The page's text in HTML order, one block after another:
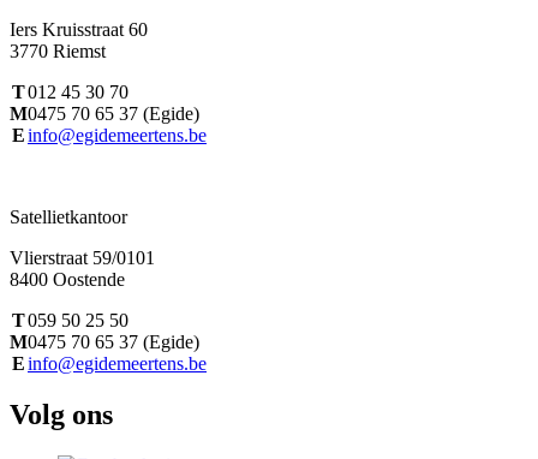
Iers Kruisstraat 60
3770 Riemst
T012 45 30 70
M0475 70 65 37 (Egide)
Einfo@egidemeertens.be
Satellietkantoor
Vlierstraat 59/0101
8400 Oostende
T059 50 25 50
M0475 70 65 37 (Egide)
Einfo@egidemeertens.be
Volg ons